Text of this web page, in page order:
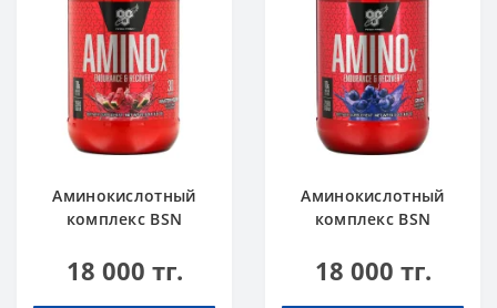
Аминокислотный
комплекс BSN
г Арбуз
18 000 тг.
Аминокислотный
комплекс BSN
г Виноград
18 000 тг.